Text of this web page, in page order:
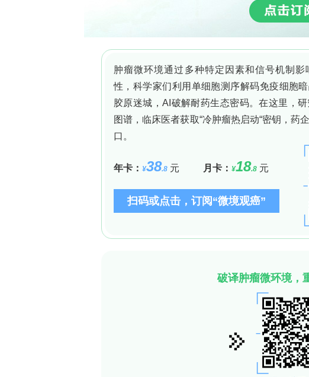
KMT2F在卵
基因的表达与肿瘤大小、临床分期和淋巴
察到与患者年龄或远处转移存在显著的相关性。
相关。然而， KMT2基因并未显示出作为卵巢癌